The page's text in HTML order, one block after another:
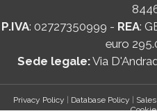
P.IVA: 02727350999 - REA:
euro
Sede legale:Via
Privacy Policy | Database Policy |